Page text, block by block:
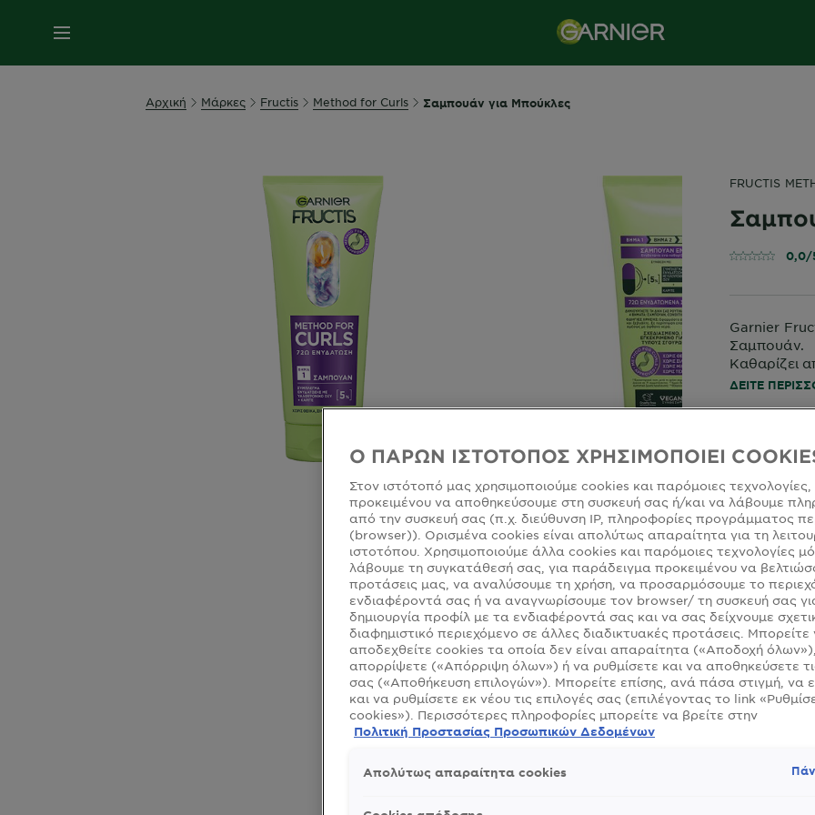
MENU
Αρχική Μάρκες Fructis Method for Curls Σαμπουάν για Μπούκλες
SLIDE 1SLIDE 2
SLIDE 3
SLIDE 4
SLIDE 5
SLIDE 6
SLIDE 7
SLIDE 8
SLIDE 9SLIDE 10
FRUCTIS
0,0/
Garnier
Σαμπουάν.
Καθαρίζει
72 ώρες,
ΔΕΊΤΕ
ΜΈΓΕΘΟΣ
Ο ΠΑΡΩΝ ΙΣΤΟΤΟΠΟΣ ΧΡΗΣΙΜΟΠΟΙΕΙ
Στον ιστότοπό μας χρησιμοποιούμε cookies και παρόμοιες τεχνολογίες,
προκειμένου να αποθηκεύσουμε στη συσκευή σας ή/και να λάβουμε
από την συσκευή σας (π.χ. διεύθυνση IP, πληροφορίες προγράμματος
(browser)). Ορισμένα cookies είναι απολύτως απαραίτητα για τη
ιστοτόπου. Χρησιμοποιούμε άλλα cookies και παρόμοιες τεχνολογίες
λάβουμε τη συγκατάθεσή σας, για παράδειγμα προκειμένου να
προτάσεις μας, να αναλύσουμε τη χρήση, να προσαρμόσουμε το
ενδιαφέροντά σας ή να αναγνωρίσουμε τον browser/ τη συσκευή σας
δημιουργία προφίλ με τα ενδιαφέροντά σας και να σας δείχνουμε
διαφημιστικό περιεχόμενο σε άλλες διαδικτυακές προτάσεις. Μπορείτε
αποδεχθείτε cookies τα οποία δεν είναι απαραίτητα («Αποδοχή
απορρίψετε («Απόρριψη όλων») ή να ρυθμίσετε και να αποθηκεύσετε
σας («Αποθήκευση επιλογών»). Μπορείτε επίσης, ανά πάσα στιγμή, να
και να ρυθμίσετε εκ νέου τις επιλογές σας (επιλέγοντας το link
cookies»). Περισσότερες πληροφορίες μπορείτε να βρείτε στην
Πολιτική Προστασίας Προσωπικών Δεδομένων
Απολύτως απαραίτητα cookies